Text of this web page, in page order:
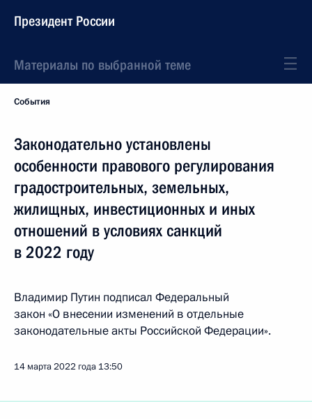
Президент России
Материалы по выбранной теме
События
Законодательно установлены
особенности правового регулирования
градостроительных, земельных,
жилищных, инвестиционных и иных
отношений в условиях санкций
в 2022 году
Владимир Путин подписал Федеральный
закон «О внесении изменений в отдельные
законодательные акты Российской Федерации».
14 марта 2022 года 13:50